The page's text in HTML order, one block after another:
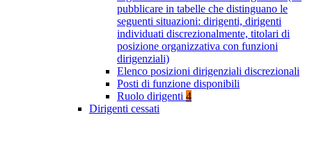
pubblicare in tabelle che distinguano le
seguenti situazioni: dirigenti, dirigenti
individuati discrezionalmente, titolari di
posizione organizzativa con funzioni
dirigenziali)
Elenco posizioni dirigenziali discrezionali
Posti di funzione disponibili
Ruolo dirigenti 4
Dirigenti cessati